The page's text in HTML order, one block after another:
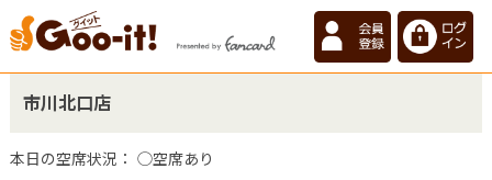
市川北口店
本日の空席状況： ◯空席あり